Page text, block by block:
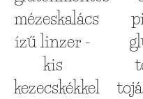
mézeskalács
ízű linzer -
kis
kezecskékkel